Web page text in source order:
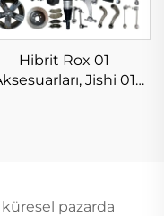
Hibrit Rox 01
Jishi 01
pazarda